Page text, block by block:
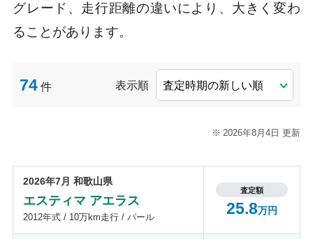
グレード、走行距離の違いにより、大きく変わ
ることがあります。
74 件 表示順
2026年8月4日 更新
2026年7月 和歌山県
エスティマ アエラス
2012年式 / 10万km走行 / パール
査定額
25.8万円